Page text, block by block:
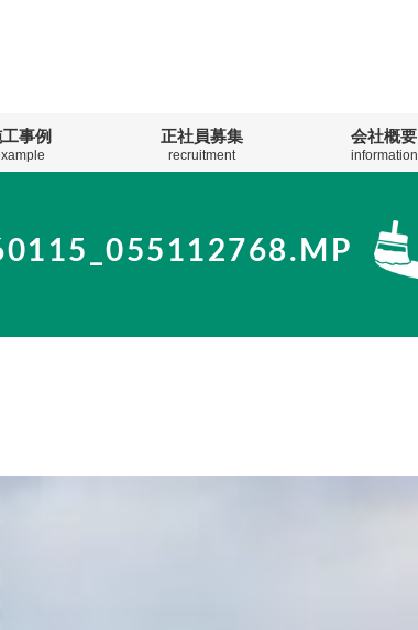
事例 正社員募集
recruitment
会社概要
information